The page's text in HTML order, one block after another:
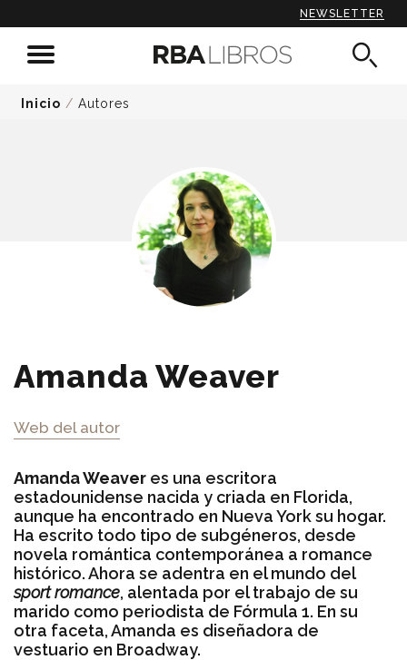
NEWSLETTER
Inicio / Autores
Amanda Weaver
Web del autor
Amanda Weaver es una escritora
estadounidense nacida y criada en Florida,
aunque ha encontrado en Nueva York su hogar.
Ha escrito todo tipo de subgéneros, desde
novela romántica contemporánea a romance
histórico. Ahora se adentra en el mundo del
sport romance, alentada por el trabajo de su
marido como periodista de Fórmula 1. En su
otra faceta, Amanda es diseñadora de
vestuario en Broadway.